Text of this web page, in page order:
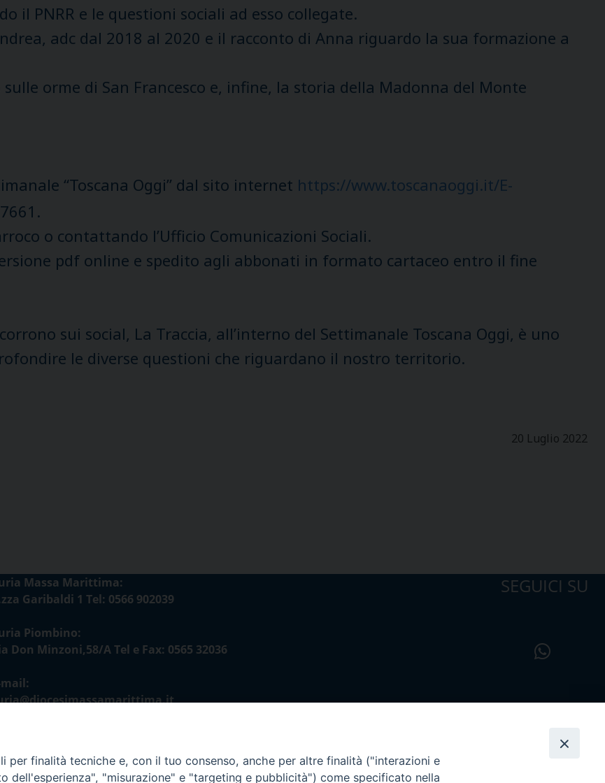
il PNRR e le questioni sociali ad esso collegate.
adc dal 2018 al 2020 e il racconto di Anna riguardo la sua formazione a
orme di San Francesco e, infine, la storia della Madonna del Monte
“Toscana Oggi” dal sito internet https://www.toscanaoggi.it/E-
o contattando l’Ufficio Comunicazioni Sociali.
pdf online e spedito agli abbonati in formato cartaceo entro il fine
sui social, La Traccia, all’interno del Settimanale Toscana Oggi, è uno
le diverse questioni che riguardano il nostro territorio.
20 Luglio 2022
Massa Marittima:
Garibaldi 1 Tel: 0566 902039
Piombino:
Don Minzoni,58/A Tel e Fax: 0565 32036
mail:
SEGUICI SU
per finalità tecniche e, con il tuo consenso, anche per altre finalità ("interazioni e
dell'esperienza", "misurazione" e "targeting e pubblicità") come specificato nella